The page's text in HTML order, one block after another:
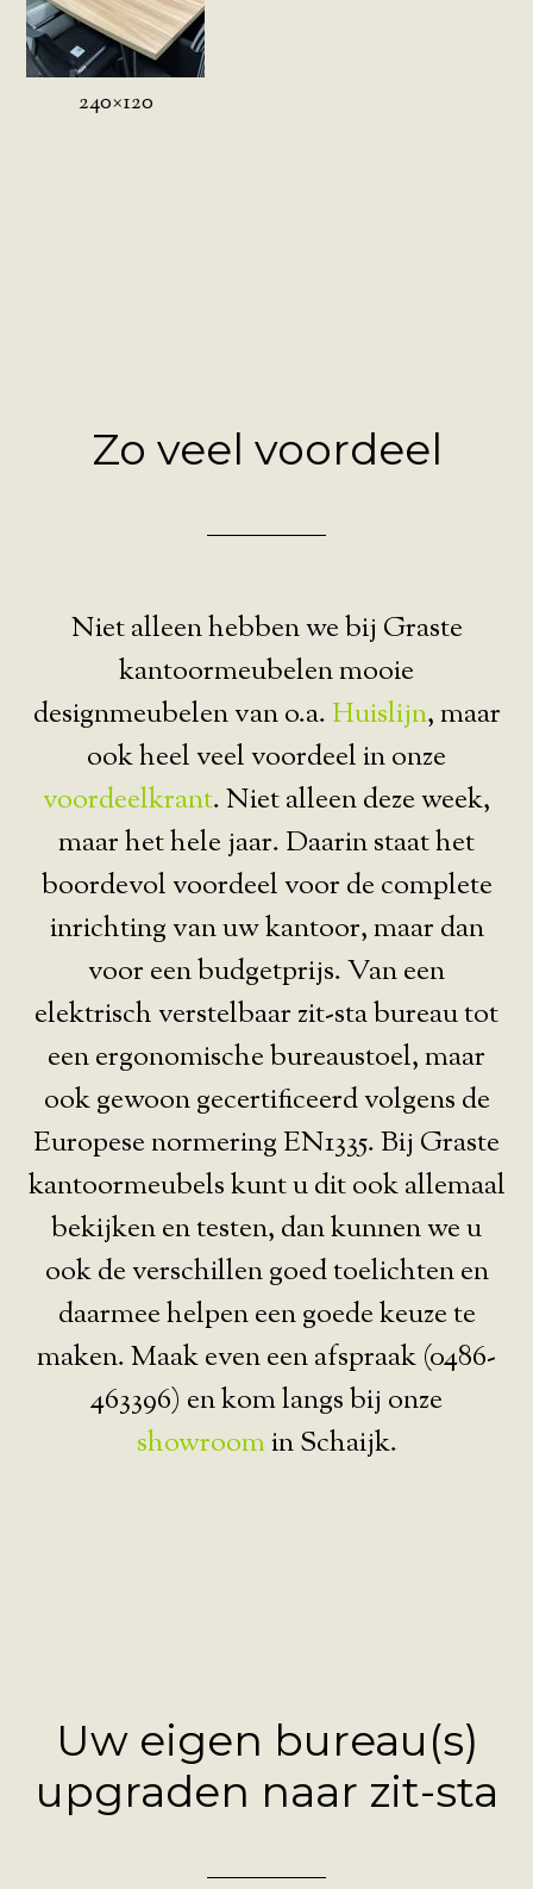
240×120
Zo veel voordeel
Niet alleen hebben we bij Graste
kantoormeubelen mooie
designmeubelen van o.a.Huislijn, maar
ook heel veel voordeel in onze
voordeelkrant. Niet alleen deze week,
maar het hele jaar. Daarin staat het
boordevol voordeel voor de complete
inrichting van uw kantoor, maar dan
voor een budgetprijs. Van een
elektrisch verstelbaar zit-sta bureau tot
een ergonomische bureaustoel, maar
ook gewoon gecertificeerd volgens de
Europese normering EN1335. Bij Graste
kantoormeubels kunt u dit ook allemaal
bekijken en testen, dan kunnen we u
ook de verschillen goed toelichten en
daarmee helpen een goede keuze te
maken. Maak even een afspraak (0486-
463396) en kom langs bij onze
showroomin Schaijk.
Uw eigen bureau(s)
upgraden naar zit-sta